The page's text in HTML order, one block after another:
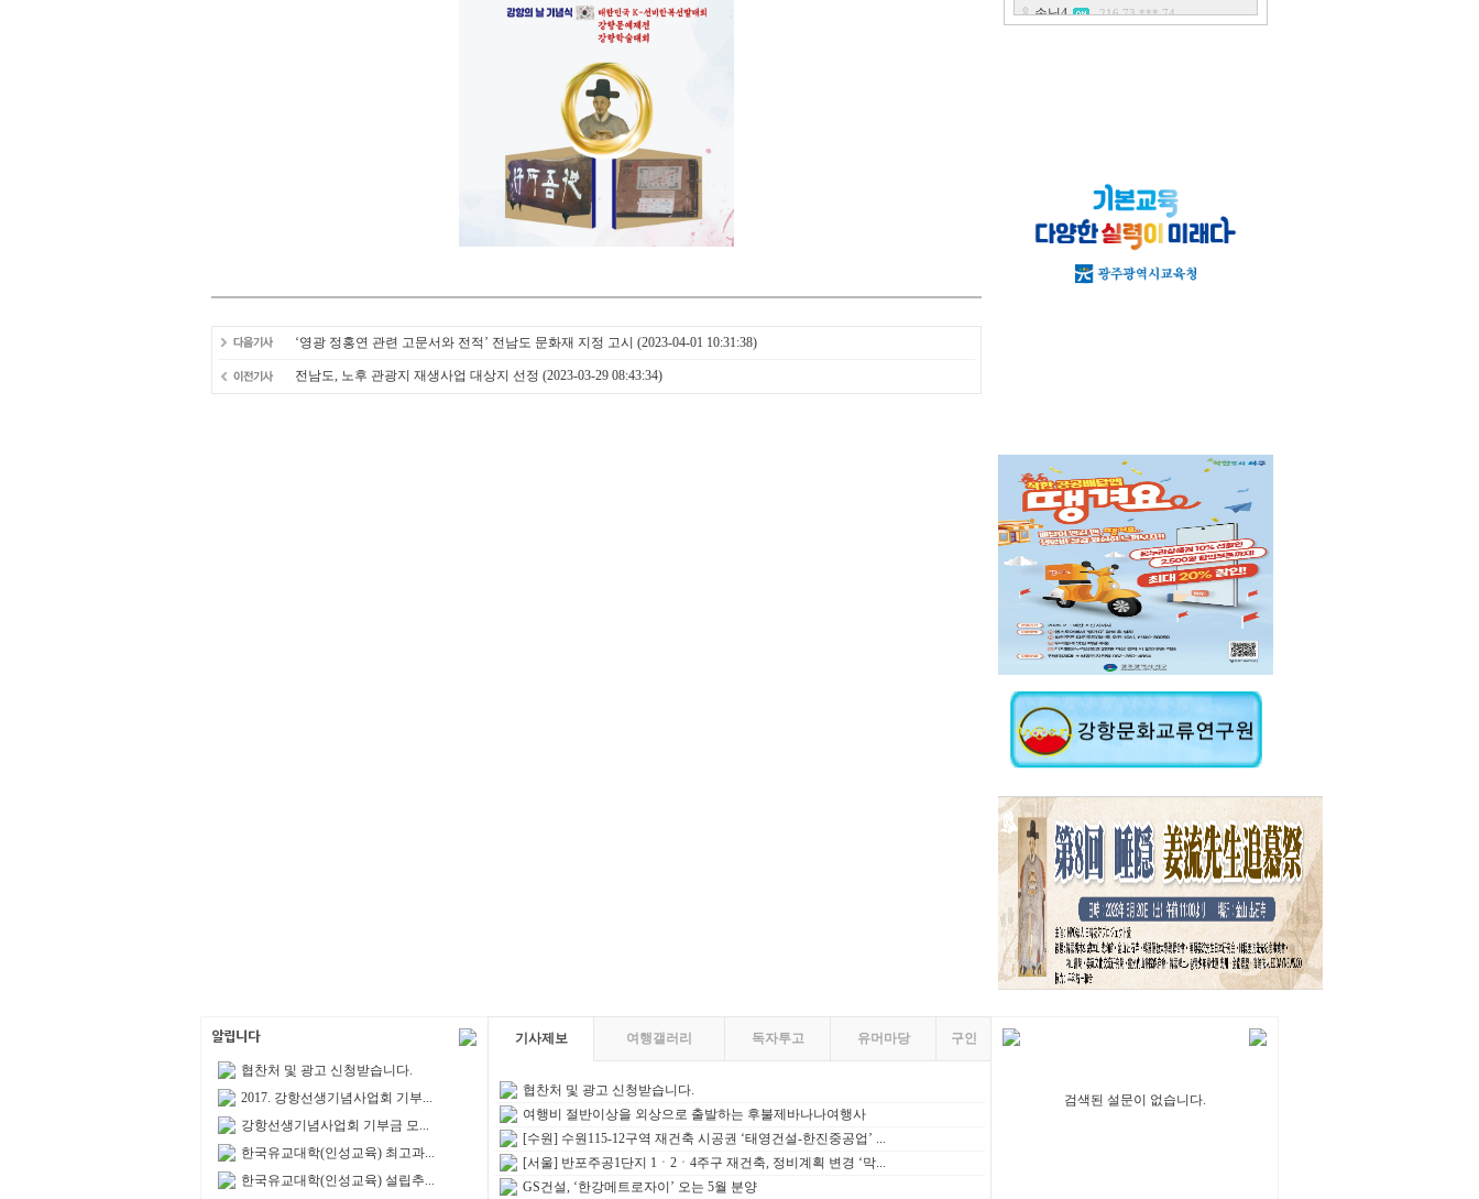
‘영광 정홍연 관련 고문서와 전적’ 전남도 문화재 지정 고시 (2023-04-01 10:31:38)
전남도, 노후 관광지 재생사업 대상지 선정 (2023-03-29 08:43:34)
협찬처 및 광고 신청받습니다.
2017. 강항선생기념사업회 기부...
강항선생기념사업회 기부금 모...
한국유교대학(인성교육) 최고과...
한국유교대학(인성교육) 설립추...
기사제보 여행갤러리 독자투고 유머마당 구인
협찬처 및 광고 신청받습니다.
여행비 절반이상을 외상으로 출발하는 후불제바나나여행사
[수원] 수원115-12구역 재건축 시공권 ‘태영건설-한진중공업’ ...
[서울] 반포주공1단지 1ㆍ2ㆍ4주구 재건축, 정비계획 변경 ‘막...
GS건설, ‘한강메트로자이’ 오는 5월 분양
검색된 설문이 없습니다.